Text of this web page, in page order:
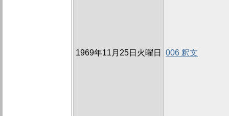
1969年11月25日火曜日 006 釈文